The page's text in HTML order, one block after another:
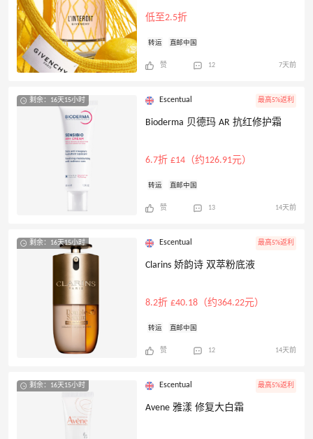
低至2.5折
转运 直邮中国
赞 12 7天前
剩余：16天15小时 Escentual 最高5%返利
Bioderma 贝德玛 AR 抗红修护霜
6.7折 £14（约126.91元）
转运 直邮中国
赞 13 14天前
剩余：16天15小时 Escentual 最高5%返利
Clarins 娇韵诗 双萃粉底液
8.2折 £40.18（约364.22元）
转运 直邮中国
赞 12 14天前
剩余：16天15小时 Escentual 最高5%返利
Avene 雅漾 修复大白霜